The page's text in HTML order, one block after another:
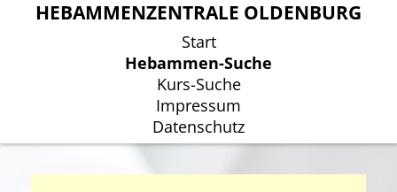
HEBAMMENZENTRALE OLDENBURG
Start
Hebammen-Suche
Kurs-Suche
Impressum
Datenschutz
HEBAMMENZENTRALE OLDENBURG
Start
Hebammen-Suche
Kurs-Suche
Impressum
Datenschutz